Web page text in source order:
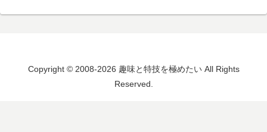
Copyright © 2008-2026 趣味と特技を極めたい All Rights
Reserved.